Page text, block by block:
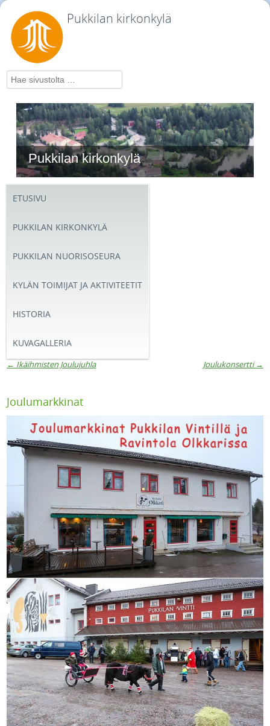
Pukkilan kirkonkylä
Hae
Pukkilan kirkonkylä
ETUSIVU
PUKKILAN KIRKONKYLÄ
PUKKILAN NUORISOSEURA
KYLÄN TOIMIJAT JA AKTIVITEETIT
HISTORIA
KUVAGALLERIA
← Ikäihmisten Joulujuhla Joulukonsertti →
Joulumarkkinat